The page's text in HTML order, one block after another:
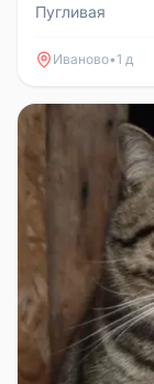
Пугливая
Иваново•1 д